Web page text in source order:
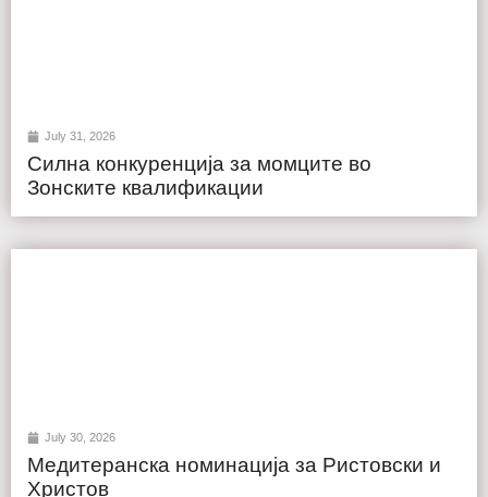
July 31, 2026
Силна конкуренција за момците во
Зонските квалификации
July 30, 2026
Медитеранска номинација за Ристовски и
Христов